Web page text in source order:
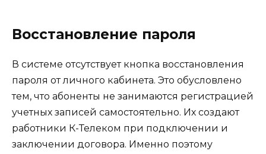
Восстановление пароля
В системе отсутствует кнопка восстановления
пароля от личного кабинета. Это обусловлено
тем, что абоненты не занимаются регистрацией
учетных записей самостоятельно. Их создают
работники К-Телеком при подключении и
заключении договора. Именно поэтому